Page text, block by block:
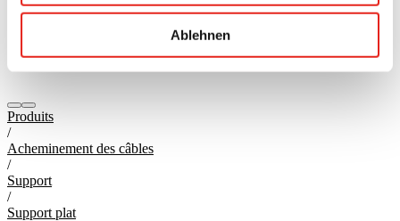
Ablehnen
Produits
/
Acheminement des câbles
/
Support
/
Support plat